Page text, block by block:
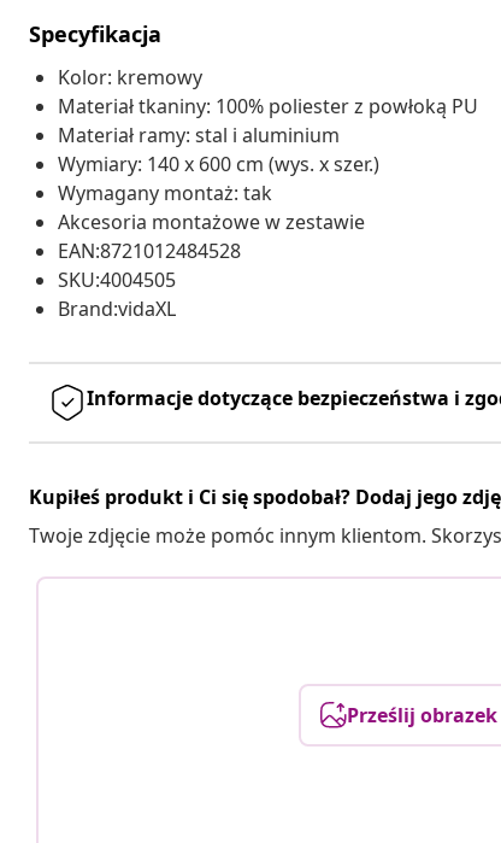
Specyfikacja
Kolor: kremowy
Materiał tkaniny: 100% poliester z powłoką PU
Materiał ramy: stal i aluminium
Wymiary: 140 x 600 cm (wys. x szer.)
Wymagany montaż: tak
Akcesoria montażowe w zestawie
EAN:8721012484528
SKU:4004505
Brand:vidaXL
Informacje dotyczące bezpieczeństwa i
Kupiłeś produkt i Ci się spodobał? Dodaj jego
Twoje zdjęcie może pomóc innym klientom.
Prześlij obrazek